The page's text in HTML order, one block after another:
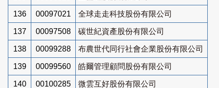
136 00097021 全球走走科技股份有限公司
137 00097508 碳世紀資產股份有限公司
138 00099288 布農世代同行社會企業股份有限公司
139 00099560 皓爾管理顧問股份有限公司
140 00100285 微雲互好股份有限公司